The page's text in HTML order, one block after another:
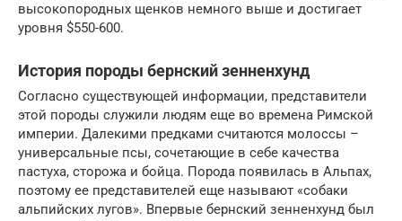
высокопородных щенков немного выше и достигает
уровня $550-600.
История породы бернский зенненхунд
Согласно существующей информации, представители
этой породы служили людям еще во времена Римской
империи. Далекими предками считаются молоссы –
универсальные псы, сочетающие в себе качества
пастуха, сторожа и бойца. Порода появилась в Альпах,
поэтому ее представителей еще называют «собаки
альпийских лугов». Впервые бернский зенненхунд был